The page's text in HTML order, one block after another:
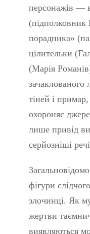
персонажів —
(підполковник
порадника»
цілительки
(Марія
зачаклованого
тіней і
охороняє
лише привід
серйозніші
фігури
злочинці. Як
жертви
виявляються